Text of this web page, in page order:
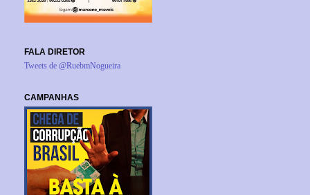
FALA DIRETOR
Tweets de @RuebmNogueira
CAMPANHAS